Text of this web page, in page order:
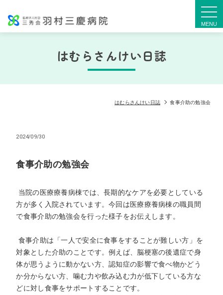
はむらさんけい日誌
はむらさんけい日誌 食事介助の勉強会
2024/09/30
食事介助の勉強会
当院の医療療養病棟では、長期的なケアを必要としている
方が多く入院されています。今回は医療療養病棟の職員間
で食事介助の勉強会を行った様子をお伝えします。
食事介助は「一人で安全に食事をすることが難しい方」を
対象とした介助のことです。例えば、脳梗塞の後遺症で身
体が思うように動かない方、認知症の影響で食べ物かどう
か分からない方、噛む力や飲み込む力が低下している方な
どに対し食事をサポートすることです。